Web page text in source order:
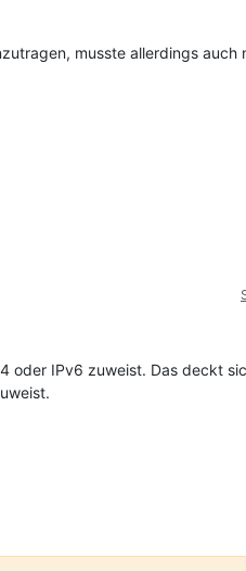
musste allerdings auch
oder IPv6 zuweist. Das deckt